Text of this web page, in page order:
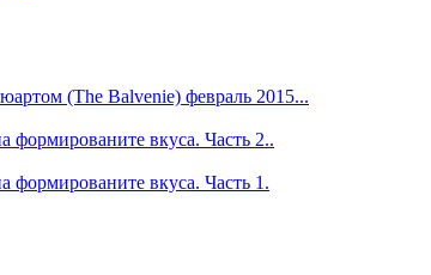
(The Balvenie) февраль 2015...
формированите вкуса. Часть 2..
формированите вкуса. Часть 1.